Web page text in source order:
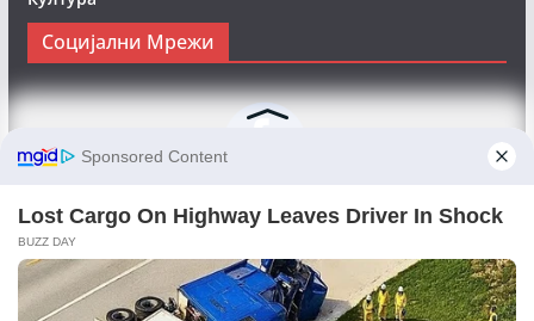
Социјални Мрежи
Следете нè на Фејсбук за да сте во тек со најновите